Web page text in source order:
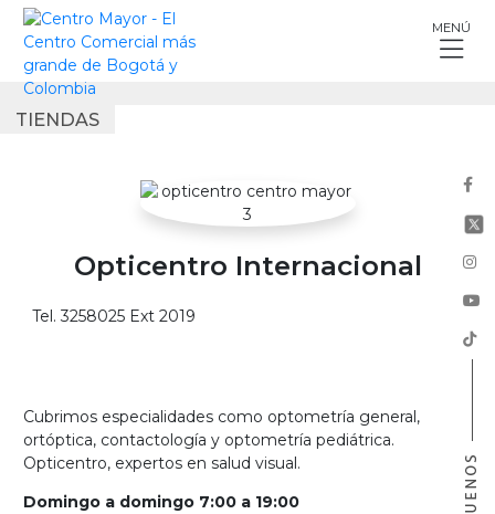
Skip
MENÚ
Cubrimos especialidades como optometría general,
ortóptica, contactología y optometría pediátrica.
Opticentro, expertos en salud visual.
Domingo a domingo 7:00 a 19:00
TIENDAS
Opticentro Internacional
Tel. 3258025 Ext 2019